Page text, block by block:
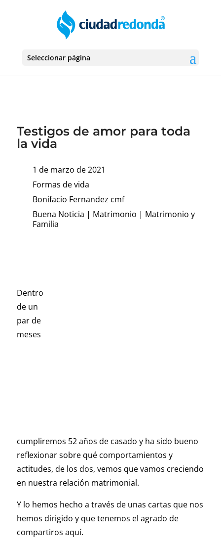
Seleccionar página
Testigos de amor para toda
la vida
1 de marzo de 2021
Formas de vida
Bonifacio Fernandez cmf
Buena Noticia | Matrimonio | Matrimonio y
Familia
Dentro
de un
par de
meses
cumpliremos 52 años de casado y ha sido bueno
reflexionar sobre qué comportamientos y
actitudes, de los dos, vemos que vamos creciendo
en nuestra relación matrimonial.
Y lo hemos hecho a través de unas cartas que nos
hemos dirigido y que tenemos el agrado de
compartiros aquí.